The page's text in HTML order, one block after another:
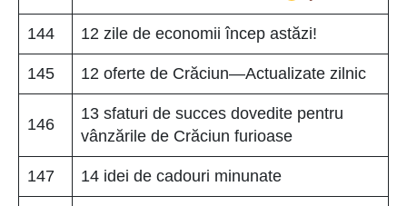
144 12 zile de economii încep astăzi!
145 12 oferte de Crăciun—Actualizate zilnic
146
13 sfaturi de succes dovedite pentru
vânzările de Crăciun furioase
147 14 idei de cadouri minunate